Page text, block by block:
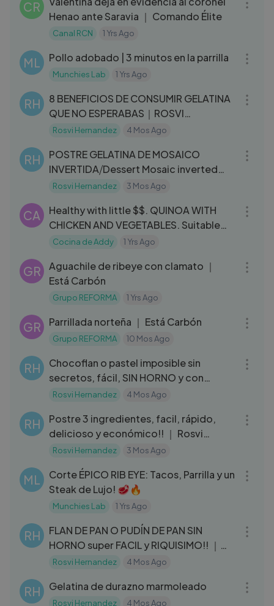
CR
Henao ante Saravia ｜ Comando Élite
Canal RCN 1 Yrs Ago
ML Pollo adobado | 3 minutos en la parrilla
Munchies Lab 1 Yrs Ago
RH
8 BENEFICIOS DE CONSUMIR GELATINA
QUE NO ESPERABAS｜ROSVI
HERNÁNDEZ
Rosvi Hernandez 4 Mos Ago
RH
POSTRE GELATINA DE MOSAICO
INVERTIDA⧸Dessert Mosaic inverted
gelatin
Rosvi Hernandez 3 Mos Ago
CA
Healthy with little $$. QUINOA WITH
CHICKEN AND VEGETABLES. Suitable
for Blood Pressure, Fatty Li...
Cocina de Addy 1 Yrs Ago
GR
Aguachile de ribeye con clamato ｜
Está Carbón
Grupo REFORMA 1 Yrs Ago
GR Parrillada norteña ｜ Está Carbón
Grupo REFORMA 10 Mos Ago
RH
Chocoflan o pastel imposible sin
secretos, fácil, SIN HORNO y con
HORNO!
Rosvi Hernandez 4 Mos Ago
RH
Postre 3 ingredientes, facil, rápido,
delicioso y económico!! ｜ Rosvi
Hernández
Rosvi Hernandez 3 Mos Ago
ML
Corte ÉPICO RIB EYE: Tacos, Parrilla y un
Steak de Lujo! 🥩🔥
Munchies Lab 1 Yrs Ago
RH
FLAN DE PAN O PUDÍN DE PAN SIN
HORNO super FACIL y RIQUISIMO!! ｜
ROSVI HERNÁNDEZ
Rosvi Hernandez 4 Mos Ago
RH Gelatina de durazno marmoleado
Rosvi Hernandez 4 Mos Ago